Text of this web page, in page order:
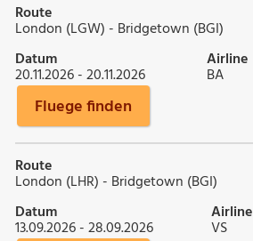
Route
London (LGW) - Bridgetown (BGI)
Datum
20.11.2026 - 20.11.2026
Airline
BA
Fluege finden
Route
London (LHR) - Bridgetown (BGI)
Datum
13.09.2026 - 28.09.2026
Airline
VS